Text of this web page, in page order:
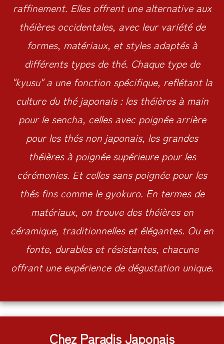
raffinement. Elles offrent une alternative aux
théières occidentales, avec leur variété de
formes, matériaux, et styles adaptés à
différents types de thé. Chaque type de
"kyusu" a une fonction spécifique, reflétant la
culture du thé japonais : les théières à main
pour le sencha, celles avec poignée arrière
pour les thés non japonais, les grandes
théières à poignée supérieure pour les
cérémonies. Et celles sans poignée pour les
thés fins comme le gyokuro. En termes de
matériaux, on trouve des théières en
céramique, traditionnelles et élégantes. Ou en
fonte, durables et résistantes, chacune
offrant une expérience de dégustation unique.
Chez Paradis Japonais